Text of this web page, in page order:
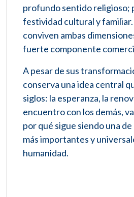
profundo sentido religioso;
festividad cultural y familiar.
conviven ambas
fuerte componente
A pesar de sus
conserva una idea central
siglos: la esperanza, la
encuentro con los demás,
por qué sigue siendo una
más importantes y
humanidad.